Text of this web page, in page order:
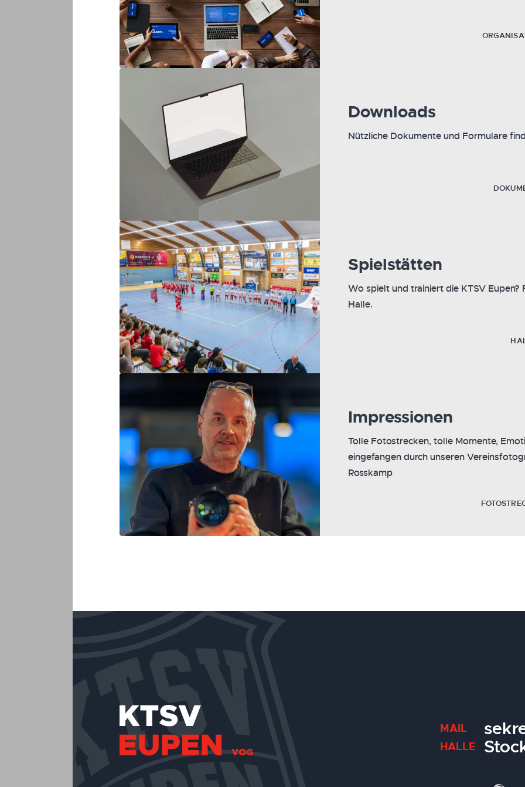
Downloads
Nützliche Dokumente und Formulare
Spielstätten
Wo spielt und trainiert die KTSV Eupen?
Halle.
Impressionen
Tolle Fotostrecken, tolle Momente,
eingefangen durch unseren
Rosskamp
MAIL
HALLE